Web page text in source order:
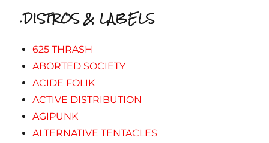
.DISTROS & LABELS
625 THRASH
ABORTED SOCIETY
ACIDE FOLIK
ACTIVE DISTRIBUTION
AGIPUNK
ALTERNATIVE TENTACLES